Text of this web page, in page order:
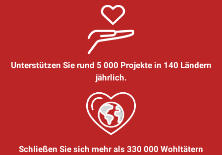
Unterstützen Sie rund 5 000 Projekte in 140 Ländern
jährlich.
Schließen Sie sich mehr als 330 000 Wohltätern